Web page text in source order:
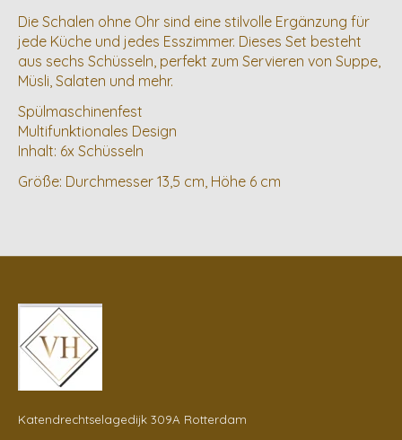
Die Schalen ohne Ohr sind eine stilvolle Ergänzung für
jede Küche und jedes Esszimmer. Dieses Set besteht
aus sechs Schüsseln, perfekt zum Servieren von Suppe,
Müsli, Salaten und mehr.
Spülmaschinenfest
Multifunktionales Design
Inhalt: 6x Schüsseln
Größe: Durchmesser 13,5 cm, Höhe 6 cm
Katendrechtselagedijk 309A Rotterdam